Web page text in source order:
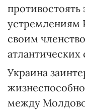
устремлениям
своим
атлантических
Украина
между